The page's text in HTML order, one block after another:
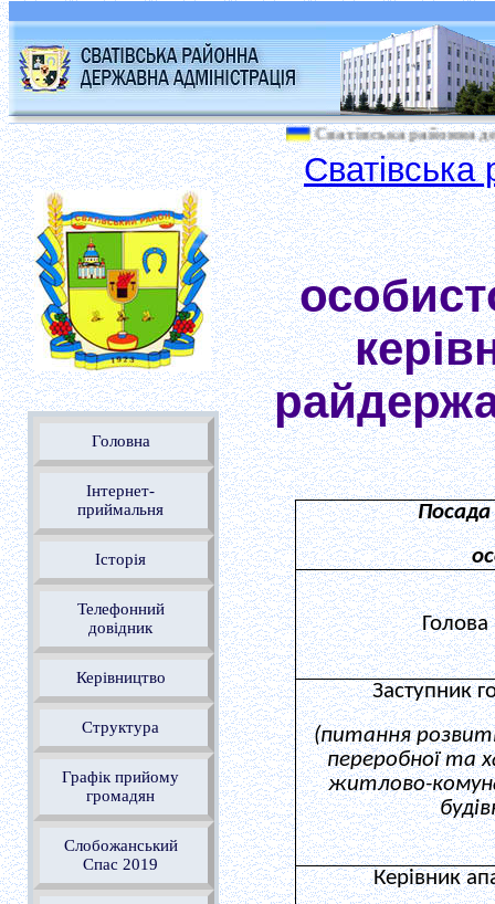
Сватівська районна
Головна
Інтернет-
приймальня
Історія
Телефонний
довідник
Керівництво
Структура
Графік прийому
громадян
Слобожанський
Спас 2019
Сватівська
Голова
Заступник
(питання
переробної та
житлово-
Керівник